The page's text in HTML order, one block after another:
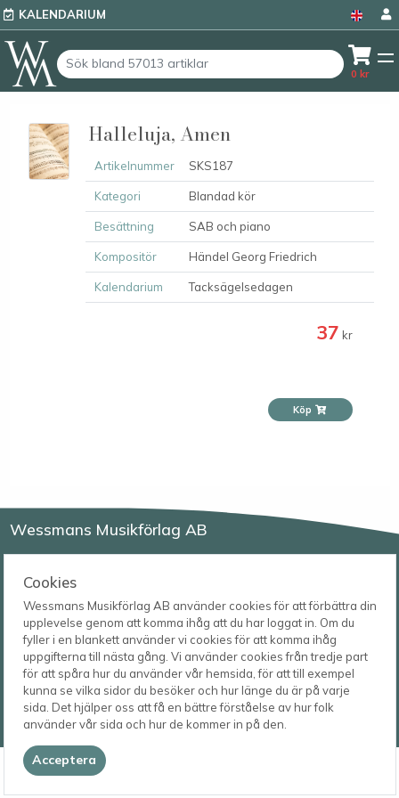
KALENDARIUM
0 kr
Cookies
Wessmans Musikförlag AB använder cookies för att förbättra din
upplevelse genom att komma ihåg att du har loggat in. Om du
fyller i en blankett använder vi cookies för att komma ihåg
uppgifterna till nästa gång. Vi använder cookies från tredje part
för att spåra hur du använder vår hemsida, för att till exempel
kunna se vilka sidor du besöker och hur länge du är på varje
sida. Det hjälper oss att få en bättre förståelse av hur folk
använder vår sida och hur de kommer in på den.
Acceptera
Halleluja, Amen
Artikelnummer SKS187
Kategori Blandad kör
Besättning SAB och piano
Kompositör Händel Georg Friedrich
Kalendarium Tacksägelsedagen
37 kr
Köp
Wessmans Musikförlag AB
Leverans- och besöksadress
Bingebygatan 11 B
Postadress
Box 1253
621 23 VISBY
0498-22 61 32
E-post
order@wessmans.com
© 2026
Wessmans Musikförlag AB
2026.4.1.22754